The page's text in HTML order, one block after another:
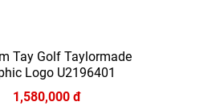
Tay Golf Taylormade
Logo U2196401
1,580,000 đ